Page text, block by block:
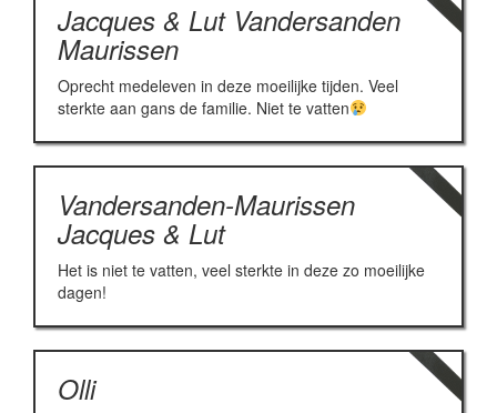
Jacques & Lut Vandersanden
Maurissen
Oprecht medeleven in deze moeilijke tijden. Veel
sterkte aan gans de familie. Niet te vatten
Vandersanden-Maurissen
Jacques & Lut
Het is niet te vatten, veel sterkte in deze zo moeilijke
dagen!
Olli